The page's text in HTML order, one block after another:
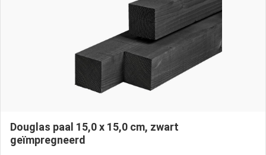
Douglas paal 15,0 x 15,0 cm, zwart
geïmpregneerd